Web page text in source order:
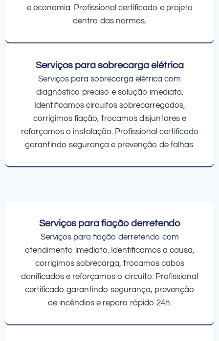
e economia. Profissional certificado e projeto
dentro das normas.
Serviços para sobrecarga elétrica
Serviços para sobrecarga elétrica com
diagnóstico preciso e solução imediata.
Identificamos circuitos sobrecarregados,
corrigimos fiação, trocamos disjuntores e
reforçamos a instalação. Profissional certificado
garantindo segurança e prevenção de falhas.
Serviços para fiação derretendo
Serviços para fiação derretendo com
atendimento imediato. Identificamos a causa,
corrigimos sobrecarga, trocamos cabos
danificados e reforçamos o circuito. Profissional
certificado garantindo segurança, prevenção
de incêndios e reparo rápido 24h.